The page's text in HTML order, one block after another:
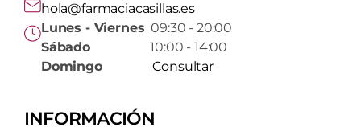
hola@farmaciacasillas.es
Lunes - Viernes 09:30 - 20:00
Sábado10:00 - 14:00
Domingo
Consultar
INFORMACIÓN